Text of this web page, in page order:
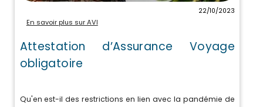
22/10/2023
En savoir plus sur AVI
Attestation d’Assurance Voyage
obligatoire
Qu'en est-il des restrictions en lien avec la pandémie de